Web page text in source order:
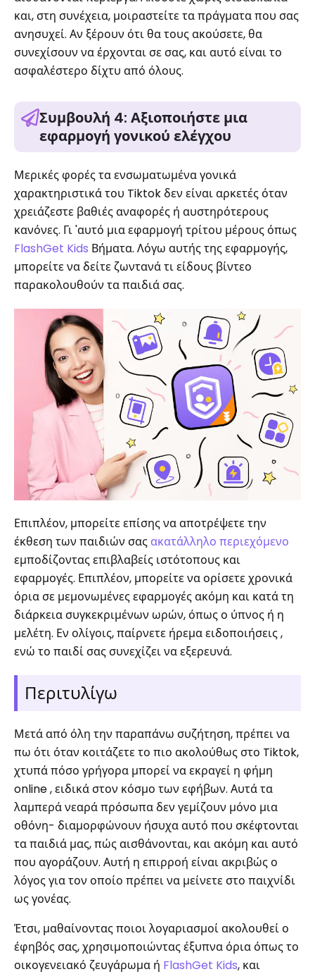
και, στη συνέχεια, μοιραστείτε τα πράγματα που σας
ανησυχεί. Αν ξέρουν ότι θα τους ακούσετε, θα
συνεχίσουν να έρχονται σε σας, και αυτό είναι το
ασφαλέστερο δίχτυ από όλους.
Συμβουλή 4: Αξιοποιήστε μια
εφαρμογή γονικού ελέγχου
Μερικές φορές τα ενσωματωμένα γονικά
χαρακτηριστικά του Tiktok δεν είναι αρκετές όταν
χρειάζεστε βαθιές αναφορές ή αυστηρότερους
κανόνες. Γι 'αυτό μια εφαρμογή τρίτου μέρους όπως
FlashGet Kids Βήματα. Λόγω αυτής της εφαρμογής,
μπορείτε να δείτε ζωντανά τι είδους βίντεο
παρακολουθούν τα παιδιά σας.
Επιπλέον, μπορείτε επίσης να αποτρέψετε την
έκθεση των παιδιών σας ακατάλληλο περιεχόμενο
εμποδίζοντας επιβλαβείς ιστότοπους και
εφαρμογές. Επιπλέον, μπορείτε να ορίσετε χρονικά
όρια σε μεμονωμένες εφαρμογές ακόμη και κατά τη
διάρκεια συγκεκριμένων ωρών, όπως ο ύπνος ή η
μελέτη. Εν ολίγοις, παίρνετε ήρεμα ειδοποιήσεις ,
ενώ το παιδί σας συνεχίζει να εξερευνά.
Περιτυλίγω
Μετά από όλη την παραπάνω συζήτηση, πρέπει να
πω ότι όταν κοιτάζετε το πιο ακολούθως στο Tiktok,
χτυπά πόσο γρήγορα μπορεί να εκραγεί η φήμη
online , ειδικά στον κόσμο των εφήβων. Αυτά τα
λαμπερά νεαρά πρόσωπα δεν γεμίζουν μόνο μια
οθόνη- διαμορφώνουν ήσυχα αυτό που σκέφτονται
τα παιδιά μας, πώς αισθάνονται, και ακόμη και αυτό
που αγοράζουν. Αυτή η επιρροή είναι ακριβώς ο
λόγος για τον οποίο πρέπει να μείνετε στο παιχνίδι
ως γονέας.
Έτσι, μαθαίνοντας ποιοι λογαριασμοί ακολουθεί ο
έφηβός σας, χρησιμοποιώντας έξυπνα όρια όπως το
οικογενειακό ζευγάρωμα ή FlashGet Kids, και